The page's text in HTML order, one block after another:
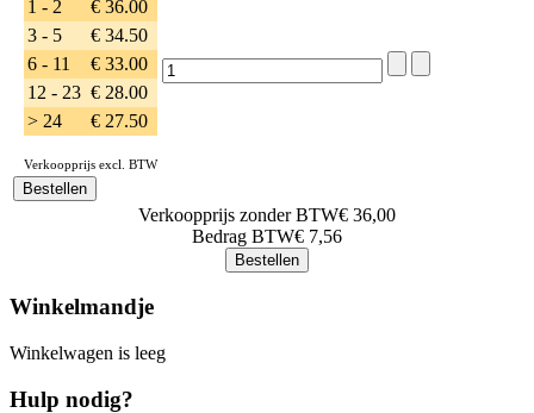
1 - 2
€ 36.00
3 - 5
€ 34.50
6 - 11
€ 33.00
12 - 23 € 28.00
> 24
€ 27.50
Verkoopprijs excl. BTW
Verkoopprijs zonder BTW€ 36,00
Bedrag BTW€ 7,56
Winkelmandje
Winkelwagen is leeg
Hulp nodig?